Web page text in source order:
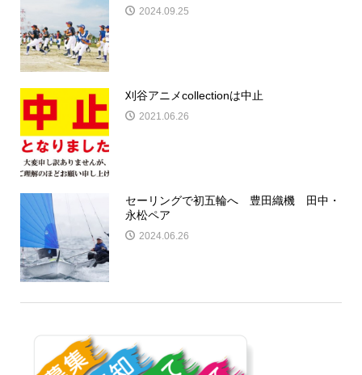
2024.09.25
刈谷アニメcollectionは中止
2021.06.26
セーリングで初五輪へ 豊田織機 田中・
永松ペア
2024.06.26